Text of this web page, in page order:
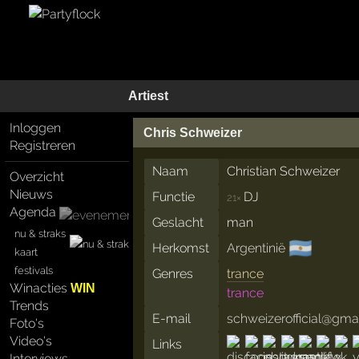
Artiest
Inloggen
Registreren
Overzicht
Nieuws
Agenda
nu & straks
kaart
festivals
WinactiesWIN
Trends
Foto's
Video's
Chris Schweizer
Naam
Christian Schweizer
Functie
21× DJ
Geslacht
man
Herkomst
Argentinië 🇦🇷
Genres
trance
trance
E-mail
Links